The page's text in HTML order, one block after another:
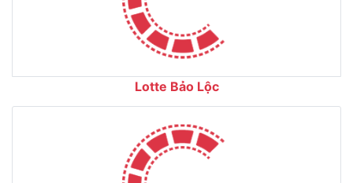
Lotte Bảo Lộc